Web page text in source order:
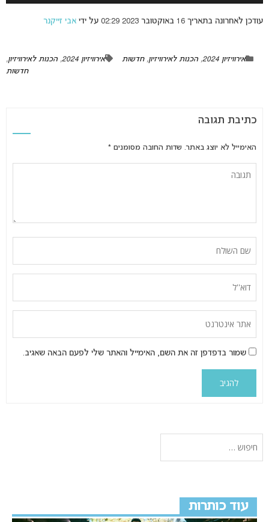
עודכן לאחרונה בתאריך 16 באוקטובר 2023 02:29 על ידי אבי זייקנר
אירוויזיון 2024 ,הכנות לאירוויזיון,חדשות אירוויזיון 2024 ,הכנות לאירוויזיון,
חדשות
כתיבת תגובה
האימייל לא יוצג באתר. שדות החובה מסומנים *
שמור בדפדפן זה את השם, האימייל והאתר שלי לפעם הבאה שאגיב.
עוד כותרות